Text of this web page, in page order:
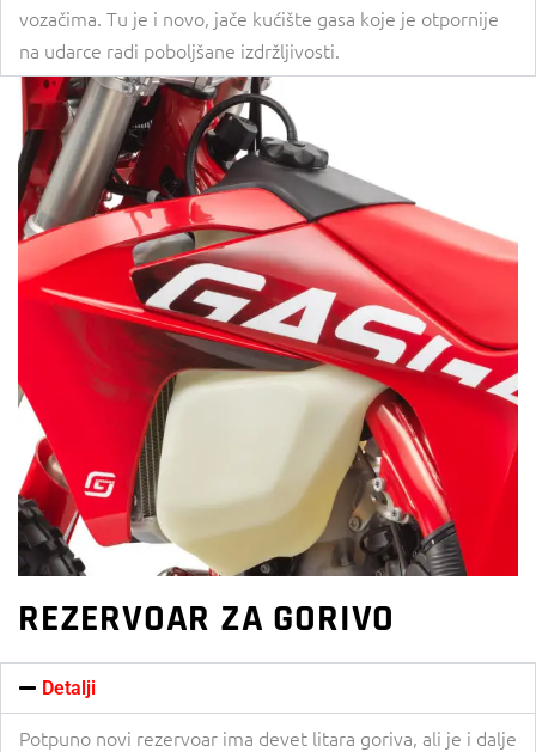
vozačima. Tu je i novo, jače kućište gasa koje je otpornije
na udarce radi poboljšane izdržljivosti.
REZERVOAR ZA GORIVO
Detalji
Potpuno novi rezervoar ima devet litara goriva, ali je i dalje